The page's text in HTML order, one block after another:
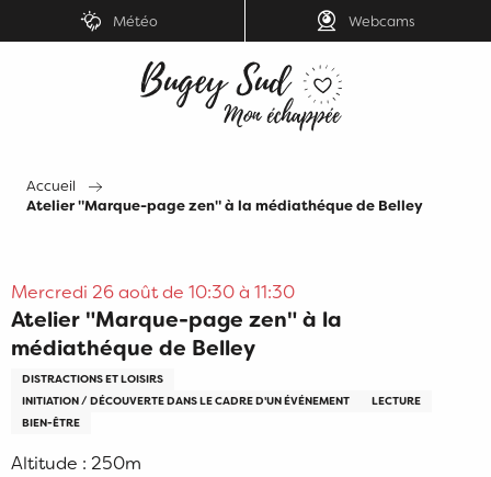
au
Météo Webcams
Accueil
Atelier "Marque-page zen" à la médiathéque de Belley
Mercredi 26 août de 10:30 à 11:30
Atelier "Marque-page zen" à la
médiathéque de Belley
DISTRACTIONS ET LOISIRS
INITIATION / DÉCOUVERTE DANS LE CADRE D'UN ÉVÉNEMENT
LECTURE
BIEN-ÊTRE
Altitude : 250m